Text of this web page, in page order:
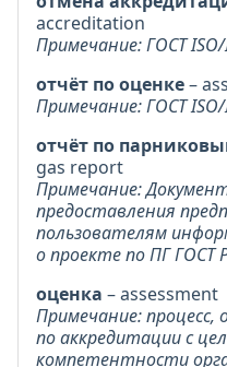
accreditation
Примечание: ГОСТ
отчёт по оценке–
Примечание: ГОСТ
отчёт по
gas report
Примечание:
предоставления
пользователям
о проекте по ПГ ГОСТ
оценка – assessment
Примечание:
по аккредитации с
компетентности